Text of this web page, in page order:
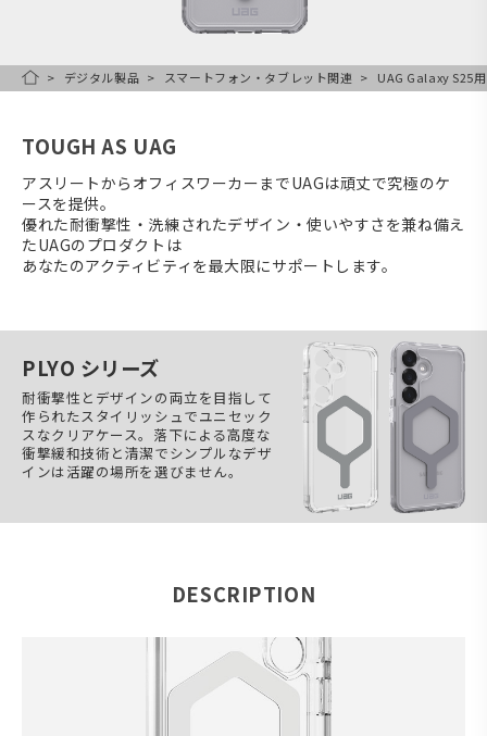
HOMEデジタル製品 スマートフォン・タブレット関連 UAG Galaxy S25
TOUGH AS UAG
アスリートからオフィスワーカーまでUAGは頑丈で究極のケ
ースを提供。
優れた耐衝撃性・洗練されたデザイン・使いやすさを兼ね備え
たUAGのプロダクトは
あなたのアクティビティを最大限にサポートします。
PLYO シリーズ
耐衝撃性とデザインの両立を目指して
作られたスタイリッシュでユニセック
スなクリアケース。落下による高度な
衝撃緩和技術と清潔でシンプルなデザ
インは活躍の場所を選びません。
DESCRIPTION